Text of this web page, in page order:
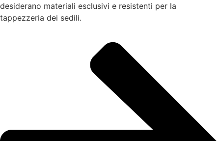
desiderano materiali esclusivi e resistenti per la
tappezzeria dei sedili.